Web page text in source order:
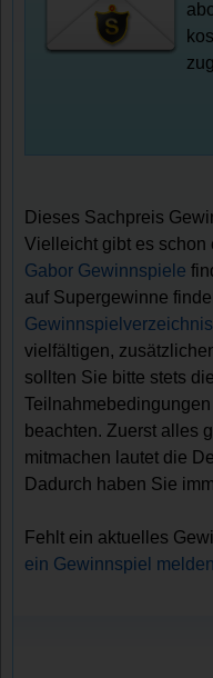
Dieses Sachpreis
Vielleicht gibt es
Gabor Gewinnspiele
auf Supergewinne
Gewinnspielverzeichnis
vielfältigen,
sollten Sie bitte stets
beachten. Zuerst alles
mitmachen lautet die
Dadurch haben Sie
Fehlt ein aktuelles
ein Gewinnspiel